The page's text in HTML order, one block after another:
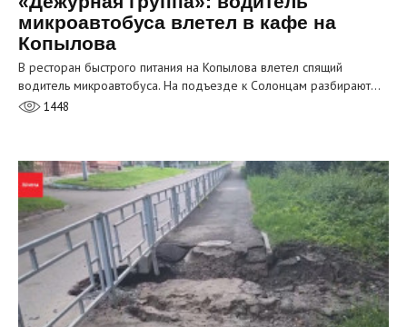
микроавтобуса влетел в кафе на
Копылова
В ресторан быстрого питания на Копылова влетел спящий
водитель микроавтобуса. На подъезде к Солонцам разбирают…
1448